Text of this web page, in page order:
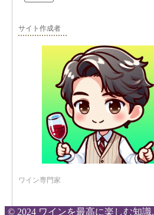
サイト作成者
ワイン専門家
© 2024 ワインを最高に楽しむ知識.